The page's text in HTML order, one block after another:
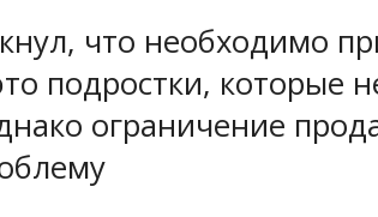
что необходимо
подростки, которые
ограничение